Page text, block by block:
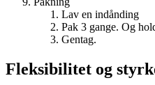
Lav en indånding
Pak 3 gange. Og
Gentag.
Fleksibilitet og